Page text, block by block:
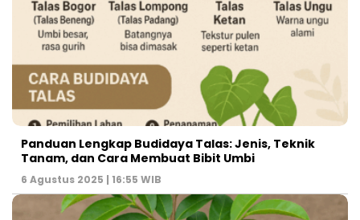
Panduan Lengkap Budidaya Talas: Jenis, Teknik
Tanam, dan Cara Membuat Bibit Umbi
6 Agustus 2025 | 16:55 WIB